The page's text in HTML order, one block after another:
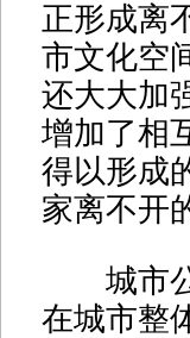
正形成离
市文化空
还大大加
增加了相
得以形成
家离不开
城市公
在城市整